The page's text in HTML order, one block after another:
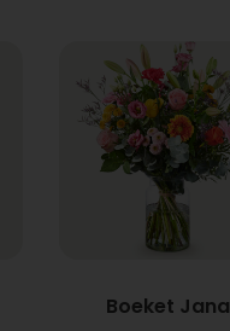
Boeket Jana